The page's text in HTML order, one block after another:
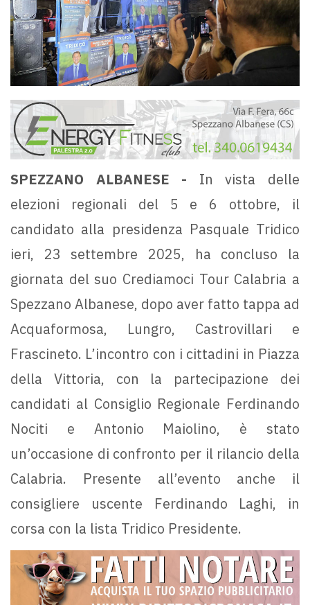
SPEZZANO ALBANESE - In vista delle
elezioni regionali del 5 e 6 ottobre, il
candidato alla presidenza Pasquale Tridico
ieri, 23 settembre 2025, ha concluso la
giornata del suo Crediamoci Tour Calabria a
Spezzano Albanese, dopo aver fatto tappa ad
Acquaformosa, Lungro, Castrovillari e
Frascineto. L’incontro con i cittadini in Piazza
della Vittoria, con la partecipazione dei
candidati al Consiglio Regionale Ferdinando
Nociti e Antonio Maiolino, è stato
un’occasione di confronto per il rilancio della
Calabria. Presente all’evento anche il
consigliere uscente Ferdinando Laghi, in
corsa con la lista Tridico Presidente.